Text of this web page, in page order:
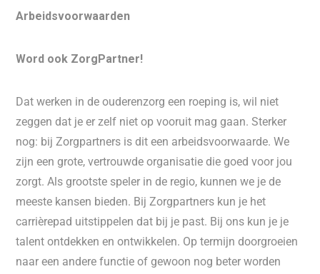
Arbeidsvoorwaarden
Word ook ZorgPartner!
Dat werken in de ouderenzorg een roeping is, wil niet
zeggen dat je er zelf niet op vooruit mag gaan. Sterker
nog: bij Zorgpartners is dit een arbeidsvoorwaarde. We
zijn een grote, vertrouwde organisatie die goed voor jou
zorgt. Als grootste speler in de regio, kunnen we je de
meeste kansen bieden. Bij Zorgpartners kun je het
carrièrepad uitstippelen dat bij je past. Bij ons kun je je
talent ontdekken en ontwikkelen. Op termijn doorgroeien
naar een andere functie of gewoon nog beter worden